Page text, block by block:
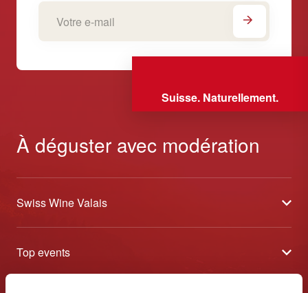
Suisse. Naturellement.
À déguster avec modération
Swiss Wine Valais
À propos
Blog
Top events
Caves Ouvertes